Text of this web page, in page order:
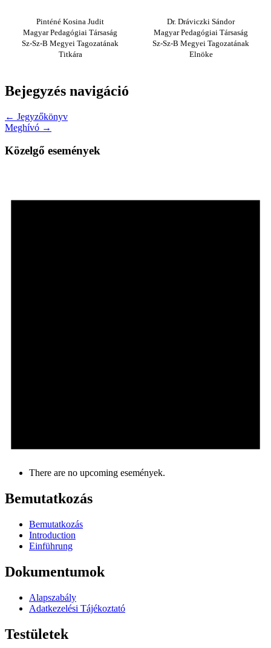
Pinténé Kosina Judit
Magyar Pedagógiai Társaság
Sz-Sz-B Megyei Tagozatának
Titkára
Dr. Dráviczki Sándor
Magyar Pedagógiai Társaság
Sz-Sz-B Megyei Tagozatának
Elnöke
Bejegyzés navigáció
← Jegyzőkönyv
Meghívó →
Közelgő események
There are no upcoming események.
Bemutatkozás
Bemutatkozás
Introduction
Einführung
Dokumentumok
Alapszabály
Adatkezelési Tájékoztató
Testületek